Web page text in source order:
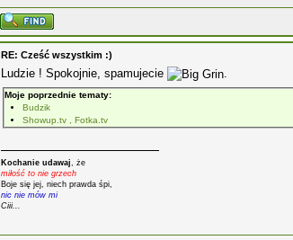
RE: Cześć wszystkim :)
Ludzie ! Spokojnie, spamujecie .
Moje poprzednie tematy:
Budzik
Showup.tv , Fotka.tv
Kochanie udawaj , że
miłość to nie grzech
Boje się jej, niech prawda śpi,
nic nie mów mi
Ciii...